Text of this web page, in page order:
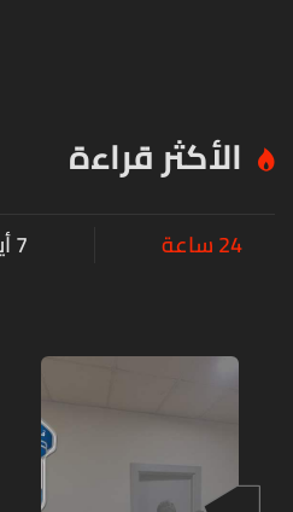
الأكثر قراءة
24 ساعة 7 أيام